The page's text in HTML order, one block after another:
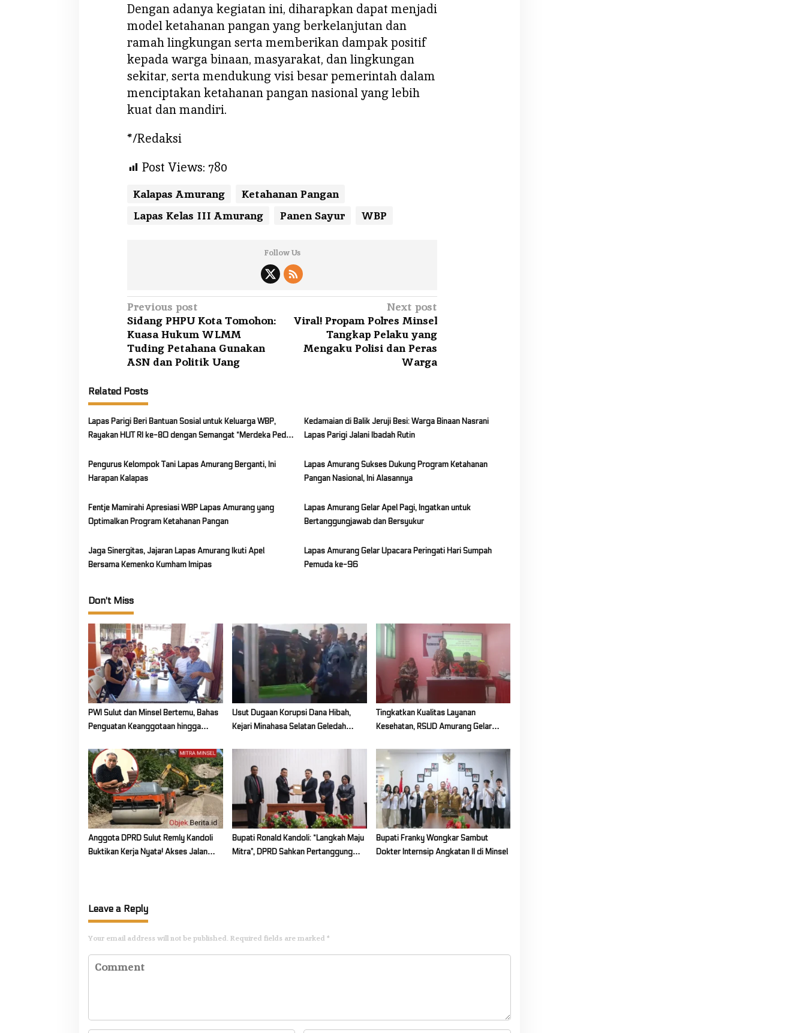
Dengan adanya kegiatan ini, diharapkan dapat menjadi
model ketahanan pangan yang berkelanjutan dan
ramah lingkungan serta memberikan dampak positif
kepada warga binaan, masyarakat, dan lingkungan
sekitar, serta mendukung visi besar pemerintah dalam
menciptakan ketahanan pangan nasional yang lebih
kuat dan mandiri.
*/Redaksi
Post Views: 780
Kalapas Amurang
Ketahanan Pangan
Lapas Kelas III Amurang
Panen Sayur WBP
Follow Us
P
o
s
t
a
v
i
g
a
t
o
n
Previous post
Sidang PHPU Kota Tomohon:
Kuasa Hukum WLMM
Tuding Petahana Gunakan
ASN dan Politik Uang
Next post
Viral! Propam Polres Minsel
Tangkap Pelaku yang
Mengaku Polisi dan Peras
Warga
Related Posts
Lapas Parigi Beri Bantuan Sosial untuk Keluarga WBP,
Rayakan HUT RI ke-80 dengan Semangat “Merdeka Peduli
Kedamaian di Balik Jeruji Besi: Warga Binaan Nasrani
Lapas Parigi Jalani Ibadah Rutin
Pengurus Kelompok Tani Lapas Amurang Berganti, Ini
Harapan Kalapas
Lapas Amurang Sukses Dukung Program Ketahanan
Pangan Nasional, Ini Alasannya
Fentje Mamirahi Apresiasi WBP Lapas Amurang yang
Optimalkan Program Ketahanan Pangan
Lapas Amurang Gelar Apel Pagi, Ingatkan untuk
Bertanggungjawab dan Bersyukur
Jaga Sinergitas, Jajaran Lapas Amurang Ikuti Apel
Bersama Kemenko Kumham Imipas
Lapas Amurang Gelar Upacara Peringati Hari Sumpah
Pemuda ke-96
Don't Miss
PWI Sulut dan Minsel Bertemu, Bahas
Penguatan Keanggotaan hingga
Usut Dugaan Korupsi Dana Hibah,
Kejari Minahasa Selatan Geledah
Tingkatkan Kualitas Layanan
Kesehatan, RSUD Amurang Gelar
Elemen Masyarakat
Anggota DPRD Sulut Remly Kandoli
Buktikan Kerja Nyata! Akses Jalan
Bupati Ronald Kandoli: “Langkah Maju
Mitra”, DPRD Sahkan Pertanggung
Bupati Franky Wongkar Sambut
Dokter Internsip Angkatan II di Minsel
Leave a Reply
Your email address will not be published. Required fields are marked *